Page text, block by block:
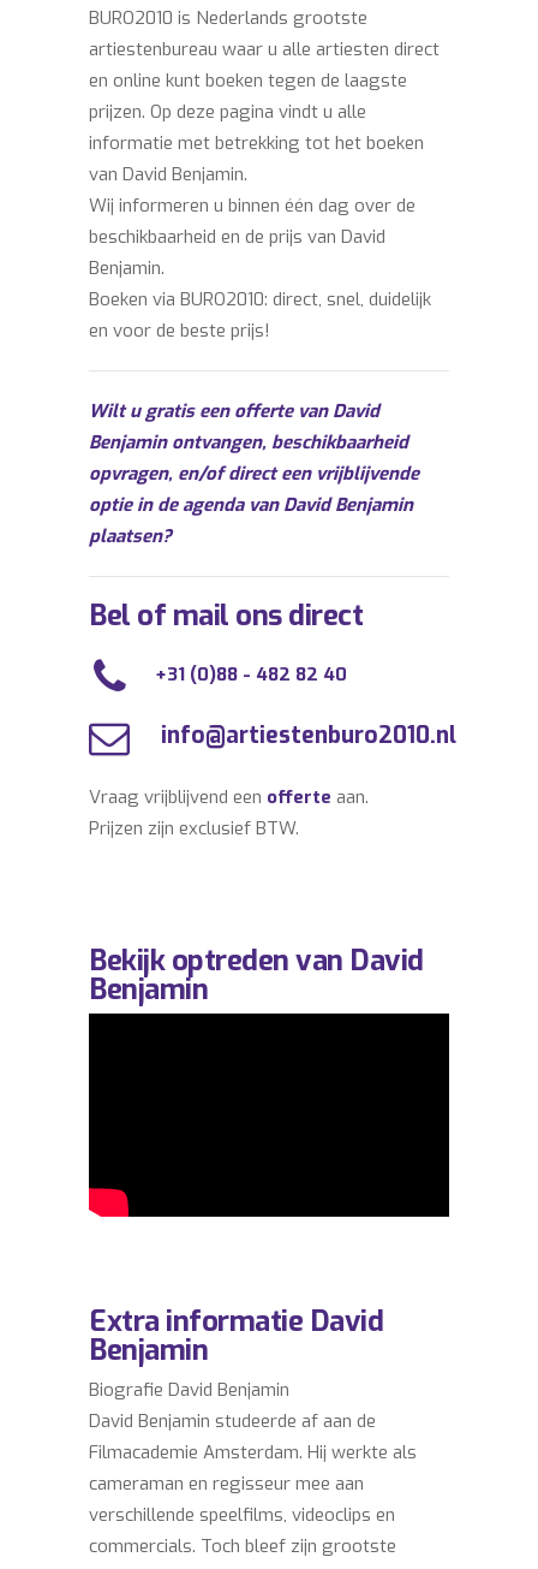
BURO2010 is Nederlands grootste
artiestenbureau waar u alle artiesten direct
en online kunt boeken tegen de laagste
prijzen. Op deze pagina vindt u alle
informatie met betrekking tot het boeken
van David Benjamin.
Wij informeren u binnen één dag over de
beschikbaarheid en de prijs van David
Benjamin.
Boeken via BURO2010: direct, snel, duidelijk
en voor de beste prijs!
Wilt u gratis een offerte van David
Benjamin ontvangen, beschikbaarheid
opvragen, en/of direct een vrijblijvende
optie in de agenda van David Benjamin
plaatsen?
Bel of mail ons direct
+31 (0)88 - 482 82 40
info@artiestenburo2010.nl
Vraag vrijblijvend een offerte aan.
Prijzen zijn exclusief BTW.
Bekijk optreden van David
Benjamin
Extra informatie David
Benjamin
Biografie David Benjamin
David Benjamin studeerde af aan de
Filmacademie Amsterdam. Hij werkte als
cameraman en regisseur mee aan
verschillende speelfilms, videoclips en
commercials. Toch bleef zijn grootste